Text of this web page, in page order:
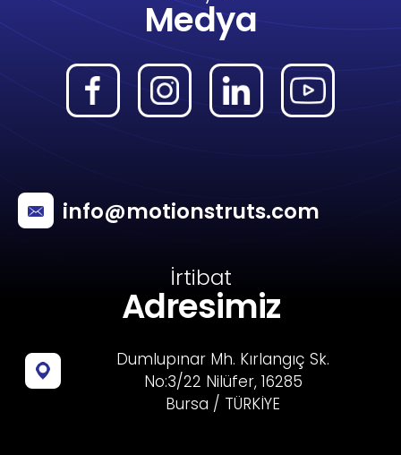
Medya
info@motionstruts.com
İrtibat
Adresimiz
Dumlupınar Mh. Kırlangıç Sk.
No:3/22 Nilüfer, 16285
Bursa / TÜRKİYE